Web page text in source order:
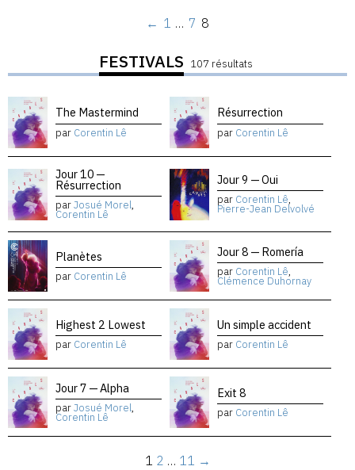
← 1 … 7 8
FESTIVALS 107 résultats
The Mastermind
par Corentin Lê
Résurrection
par Corentin Lê
Jour 10 —
Résurrection
parJosué Morel,
Corentin Lê
Jour 9 — Oui
par Corentin Lê,
Pierre-Jean Delvolvé
Planètes
par Corentin Lê
Jour 8 — Romería
par Corentin Lê,
Clémence Duhornay
Highest 2 Lowest
par Corentin Lê
Un simple accident
par Corentin Lê
Jour 7 — Alpha
parJosué Morel,
Corentin Lê
Exit 8
par Corentin Lê
1 2 … 11 →